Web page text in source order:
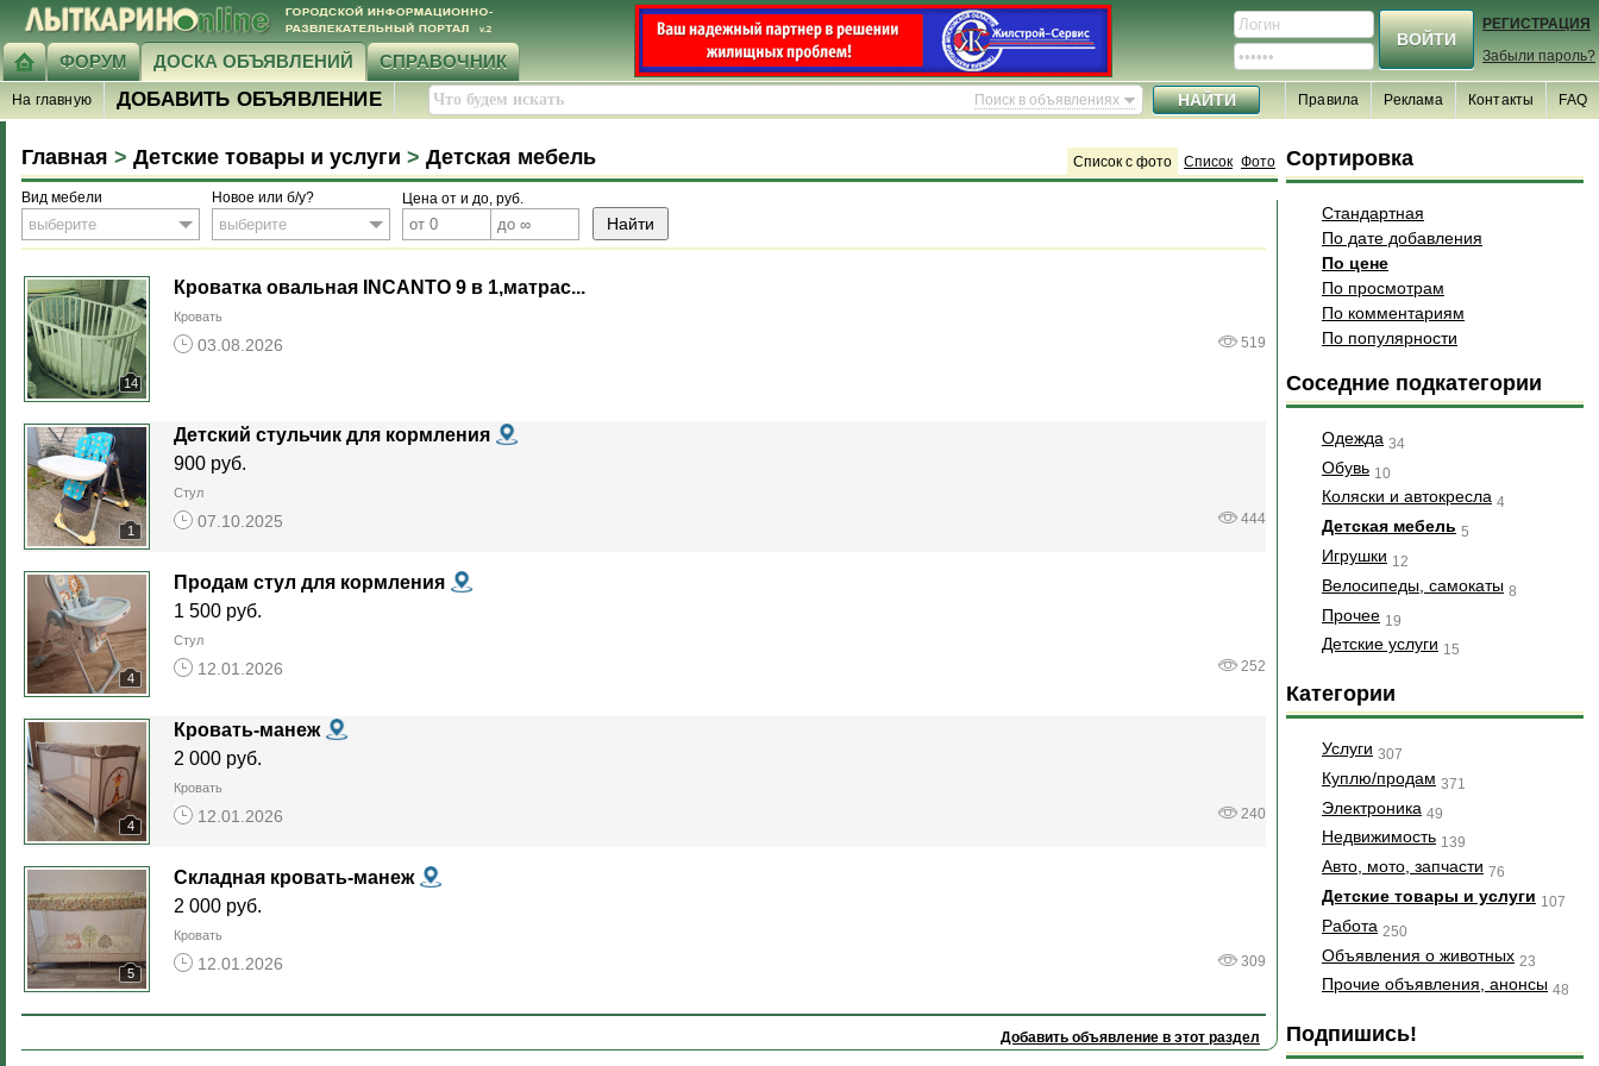
ФОРУМ ДОСКА ОБЪЯВЛЕНИЙ СПРАВОЧНИК
РЕГИСТРАЦИЯ
Забыли пароль?
На главную ДОБАВИТЬ ОБЪЯВЛЕНИЕ Поиск в объявлениях FAQ
Контакты
Реклама
Правила
Главная > Детские товары и услуги > Детская мебель Список с фото Список Фото
Вид мебели
выберите
Новое или б/у?
выберите
Цена от и до, руб.
14
Кроватка овальная INCANTO 9 в 1,матрас...
Кровать
519
03.08.2026
1
Детский стульчик для кормления
900 руб.
Стул
444
07.10.2025
4
Продам стул для кормления
1 500 руб.
Стул
252
12.01.2026
4
Кровать-манеж
2 000 руб.
Кровать
240
12.01.2026
5
Складная кровать-манеж
2 000 руб.
Кровать
309
12.01.2026
Добавить объявление в этот раздел
Сортировка
Стандартная
По дате добавления
По цене
По просмотрам
По комментариям
По популярности
Соседние подкатегории
Одежда 34
Обувь 10
Коляски и автокресла 4
Детская мебель 5
Игрушки 12
Велосипеды, самокаты 8
Прочее 19
Детские услуги 15
Категории
Услуги 307
Куплю/продам 371
Электроника 49
Недвижимость 139
Авто, мото, запчасти 76
Детские товары и услуги 107
Работа 250
Объявления о животных 23
Прочие объявления, анонсы 48
Подпишись!